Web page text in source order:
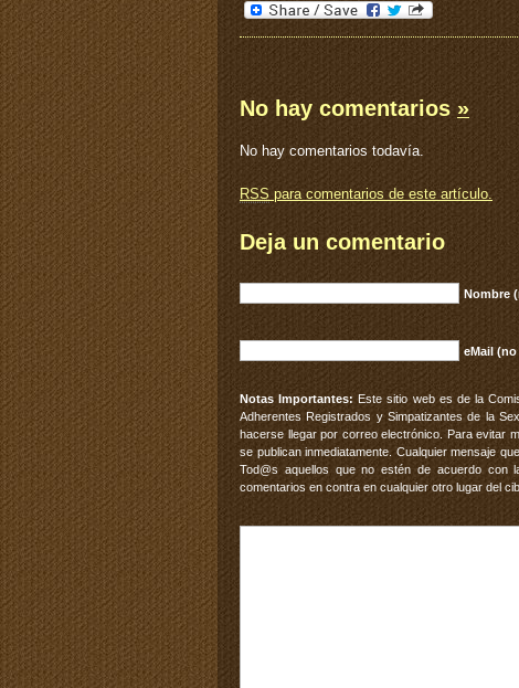
No hay comentarios»
No hay comentarios todavía.
RSS para comentarios de este artículo.
Deja un comentario
Nombre
eMail
Notas Importantes: Este sitio web es de la
Adherentes Registrados y Simpatizantes de la
hacerse llegar por correo electrónico. Para evitar
se publican inmediatamente. Cualquier mensaje
Tod@s aquellos que no estén de acuerdo con
comentarios en contra en cualquier otro lugar del